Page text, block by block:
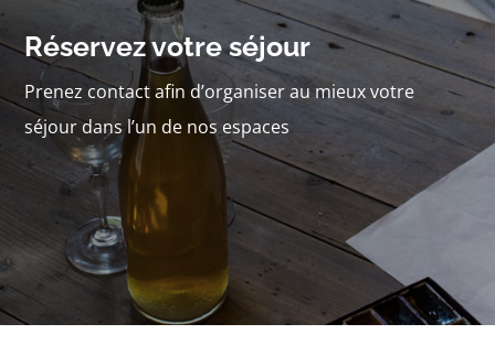
Réservez votre séjour
Prenez contact afin d’organiser au mieux votre
séjour dans l’un de nos espaces